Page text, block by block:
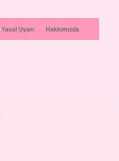
Yasal Uyarı Hakkımızda